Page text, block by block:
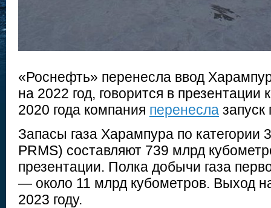
«Роснефть» перенесла ввод
на 2022 год, говорится в
2020 года компания перенесла запуск
Запасы газа Харампура по категории
PRMS) составляют 739 млрд
презентации. Полка добычи газа
— около 11 млрд кубометров. Выход
2023 году.